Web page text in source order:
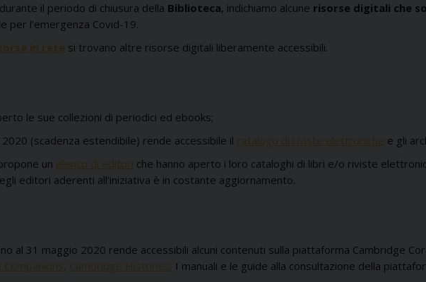
il periodo di chiusura della Biblioteca, indichiamo alcune risorse digitali che
per l’emergenza Covid-19.
in rete si trovano altre risorse digitali liberamente accessibili.
le sue collezioni di periodici ed ebooks;
(scadenza estendibile) rende accessibile il catalogo di riviste elettroniche e gli
un elenco di editori che hanno aperto i loro cataloghi di libri e/o riviste
editori aderenti all’iniziativa è in costante aggiornamento.
al 31 maggio 2020 rende accessibili alcuni contenuti sulla piattaforma Cambridge
Companions Cambridge Histories I manuali e le guide alla consultazione della